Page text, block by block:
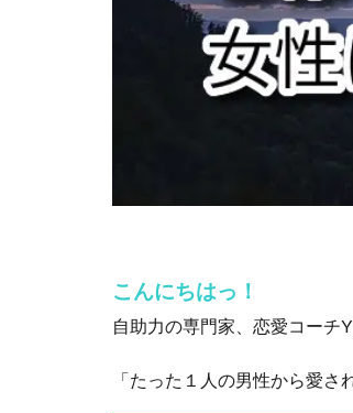
こんにちはっ！
自助力の専門家、恋愛コーチ
「たった１人の男性から愛